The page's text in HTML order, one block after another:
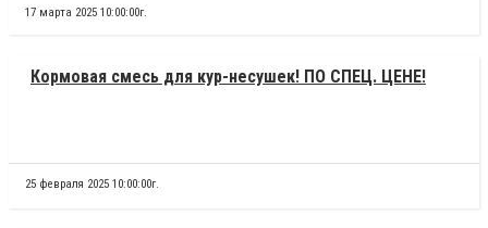
17 марта 2025 10:00:00г.
Кормовая смесь для кур-несушек! ПО СПЕЦ. ЦЕНЕ!
25 февраля 2025 10:00:00г.